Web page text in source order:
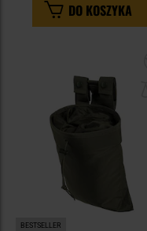
DO KOSZYKA
BESTSELLER